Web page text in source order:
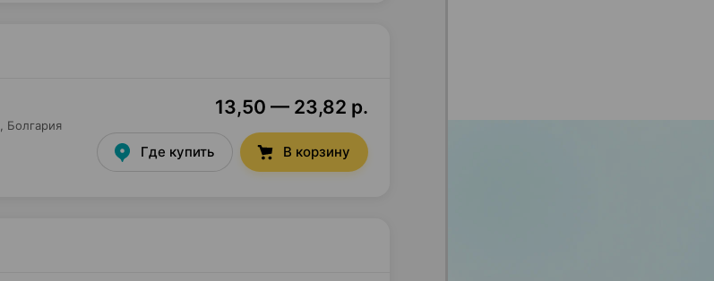
, Болгария
13,50 — 23,82 р.
Где купить В корзину